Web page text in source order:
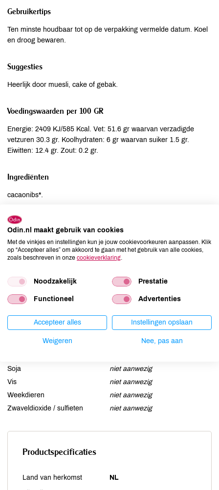
Gebruikertips
Ten minste houdbaar tot op de verpakking vermelde datum. Koel
en droog bewaren.
Suggesties
Heerlijk door muesli, cake of gebak.
Voedingswaarden per 100 GR
Energie: 2409 KJ/585 Kcal. Vet: 51.6 gr waarvan verzadigde
vetzuren 30.3 gr. Koolhydraten: 6 gr waarvan suiker 1.5 gr.
Eiwitten: 12.4 gr. Zout: 0.2 gr.
Ingrediënten
cacaonibs*.
Allergenen
Aardnoten
niet aanwezig
Ei
niet aanwezig
Lactose
niet aanwezig
Mosterd
niet aanwezig
Noten
niet aanwezig
Schaaldieren
niet aanwezig
niet aanwezig
Soja
niet aanwezig
Vis
niet aanwezig
Weekdieren
niet aanwezig
Zwaveldioxide / sulfieten
niet aanwezig
Productspecificaties
Land van herkomst NL
Odin.nl maakt gebruik van cookies
Met de vinkjes en instellingen kun je jouw cookievoorkeuren aanpassen. Klik
op “Accepteer alles” om akkoord te gaan met het gebruik van alle cookies,
zoals beschreven in onze cookieverklaring
Noodzakelijk Prestatie
Functioneel Advertenties
Accepteer alles Instellingen opslaan
Weigeren Nee, pas aan